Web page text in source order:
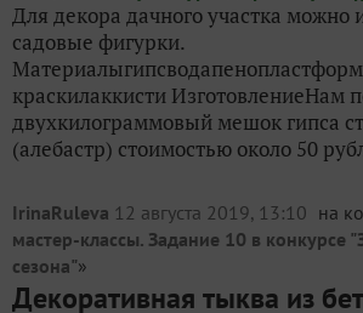
Для декора дачного участка можно
садовые фигурки.
краскилаккисти ИзготовлениеНам
двухкилограммовый мешок гипса
(алебастр) стоимостью около 50
IrinaRuleva 12 августа 2019, 13:10 на
мастер-классы. Задание 10 в конкурсе
сезона"»
Декоративная тыква из